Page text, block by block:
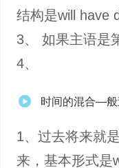
结构是will have
3、 如果主语是
4、
时间的混合—般
1、过去将来就
来，基本形式是